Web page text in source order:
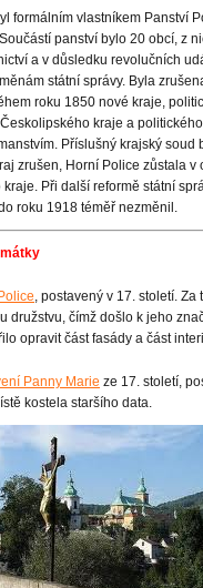
formálním vlastníkem Panství
Součástí panství bylo 20 obcí, z
a v důsledku revolučních
státní správy. Byla
roku 1850 nové kraje,
kraje a
Příslušný krajský soud
zrušen, Horní Police zůstala
kraje. Při další reformě státní
roku 1918 téměř nezměnil.
, postavený v 17. století. Za
družstvu, čímž došlo k jeho
opravit část fasády a část
Panny Marie ze 17. století,
kostela staršího data.